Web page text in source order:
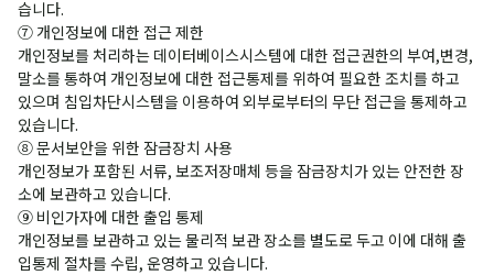
습니다.
⑦ 개인정보에 대한 접근 제한
개인정보를 처리하는 데이터베이스시스템에 대한 접근권한의 부여,변경,
말소를 통하여 개인정보에 대한 접근통제를 위하여 필요한 조치를 하고
있으며 침입차단시스템을 이용하여 외부로부터의 무단 접근을 통제하고
있습니다.
⑧ 문서보안을 위한 잠금장치 사용
개인정보가 포함된 서류, 보조저장매체 등을 잠금장치가 있는 안전한 장
소에 보관하고 있습니다.
⑨ 비인가자에 대한 출입 통제
개인정보를 보관하고 있는 물리적 보관 장소를 별도로 두고 이에 대해 출
입통제 절차를 수립, 운영하고 있습니다.